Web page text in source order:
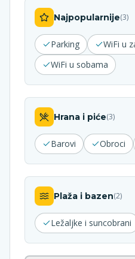
Najpopularnije(3)
Parking
WiFi u
WiFi u sobama
Hrana i piće(3)
Barovi Obroci
Plaža i bazen(2)
Ležaljke i suncobrani